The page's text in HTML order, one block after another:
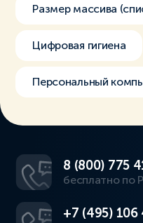
Размер массива
Цифровая гигиена
Персональный
8 (800) 775
бесплатно по
+7 (495) 106